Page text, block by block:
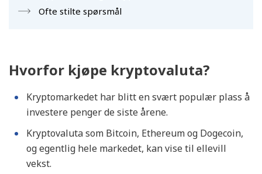
Ofte stilte spørsmål
Hvorfor kjøpe kryptovaluta?
Kryptomarkedet har blitt en svært populær plass å
investere penger de siste årene.
Kryptovaluta som Bitcoin, Ethereum og Dogecoin,
og egentlig hele markedet, kan vise til ellevill
vekst.